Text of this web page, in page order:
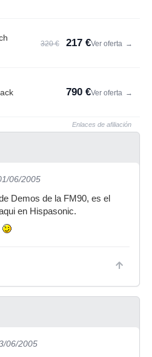
320 € 217 €Ver oferta →
790 €Ver oferta →
Enlaces de afiliación
06/2005
Demos de la FM90, es el
en Hispasonic.
06/2005